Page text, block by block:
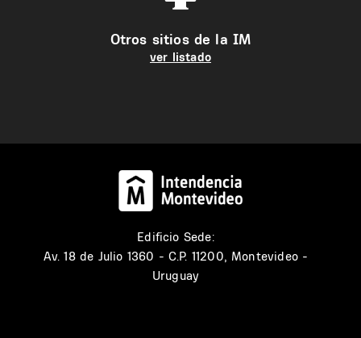
Otros sitios de la IM
ver listado
Edificio Sede:
Av. 18 de Julio 1360 - C.P. 11200, Montevideo -
Uruguay